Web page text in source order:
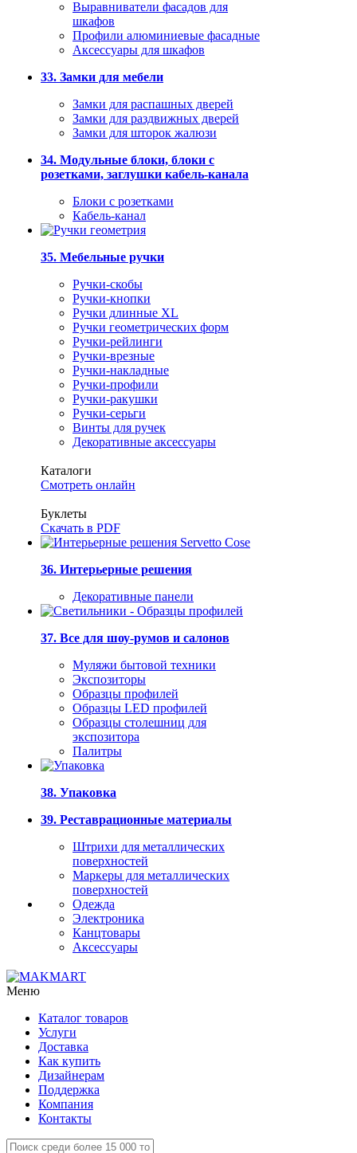
Выравниватели фасадов для
шкафов
Профили алюминиевые фасадные
Аксессуары для шкафов
33. Замки для мебели
Замки для распашных дверей
Замки для раздвижных дверей
Замки для шторок жалюзи
34. Модульные блоки, блоки с
розетками, заглушки кабель-канала
Блоки с розетками
Кабель-канал
35. Мебельные ручки
Ручки-скобы
Ручки-кнопки
Ручки длинные XL
Ручки геометрических форм
Ручки-рейлинги
Ручки-врезные
Ручки-накладные
Ручки-профили
Ручки-ракушки
Ручки-серьги
Винты для ручек
Декоративные аксессуары
Каталоги
Смотреть онлайн
Буклеты
Скачать в PDF
36. Интерьерные решения
Декоративные панели
37. Все для шоу-румов и салонов
Муляжи бытовой техники
Экспозиторы
Образцы профилей
Образцы LED профилей
Образцы столешниц для
экспозитора
Палитры
38. Упаковка
39. Реставрационные материалы
Штрихи для металлических
поверхностей
Маркеры для металлических
поверхностей
Одежда
Электроника
Канцтовары
Аксессуары
Меню
Каталог товаров
Услуги
Доставка
Как купить
Дизайнерам
Поддержка
Компания
Контакты